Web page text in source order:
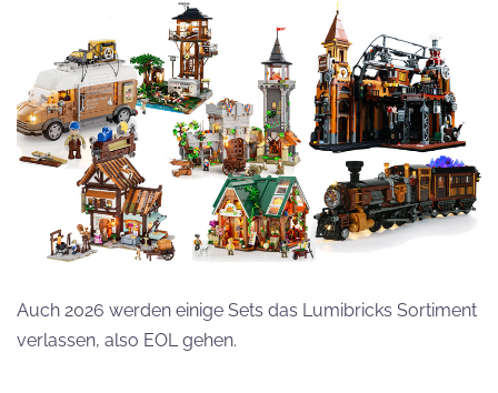
Auch 2026 werden einige Sets das Lumibricks Sortiment
verlassen, also EOL gehen.